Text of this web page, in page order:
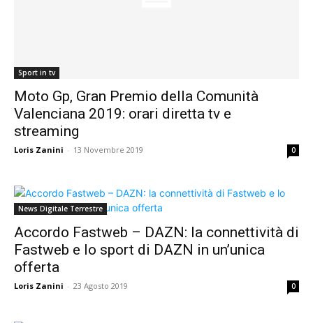
Sport in tv
Moto Gp, Gran Premio della Comunità
Valenciana 2019: orari diretta tv e
streaming
Loris Zanini - 13 Novembre 2019 0
News Digitale Terrestre
Accordo Fastweb – DAZN: la connettività di
Fastweb e lo sport di DAZN in un’unica
offerta
Loris Zanini - 23 Agosto 2019 0